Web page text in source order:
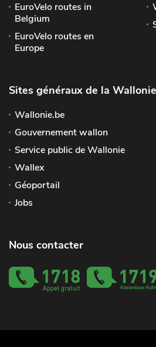
EuroVelo routes in
Belgium
EuroVelo routes en
Europe
Sites généraux de la Wallonie
Wallonie.be
Gouvernement wallon
Service public de Wallonie
Wallex
Géoportail
Jobs
Nous contacter